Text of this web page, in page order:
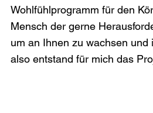
Wohlfühlprogramm für den
Mensch der gerne
um an Ihnen zu wachsen und
also entstand für mich das